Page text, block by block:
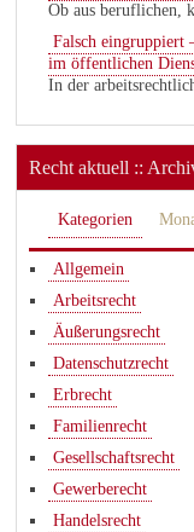
Ob aus beruflichen,
Falsch eingruppiert
im öffentlichen
In der
Recht aktuell ::
Kategorien
Allgemein
Arbeitsrecht
Äußerungsrecht
Datenschutzrecht
Erbrecht
Familienrecht
Gesellschaftsrecht
Gewerberecht
Handelsrecht